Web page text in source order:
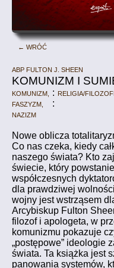
← Wróć
abp Fulton J. Sheen
KOMUNIZM I
Komunizm,
faszyzm,
nazizm
:
:
Religia/
Nowe oblicza
Co nas czeka, kiedy
naszego świata? Kto
świecie, który
współczesnych
dla prawdziwej
wojny jest wstrząsem
Arcybiskup Fulton
filozof i apologeta, w
komunizmu pokazuje
„postępowe” ideologie
świata. Ta książka jest
panowania systemów,